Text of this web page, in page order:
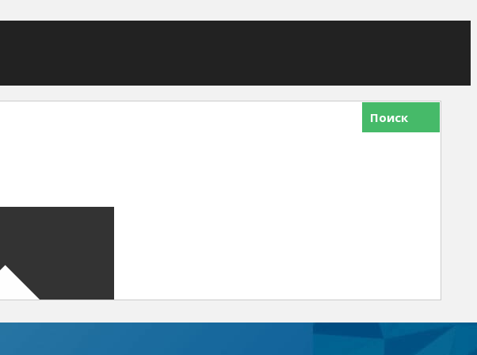
Поиск